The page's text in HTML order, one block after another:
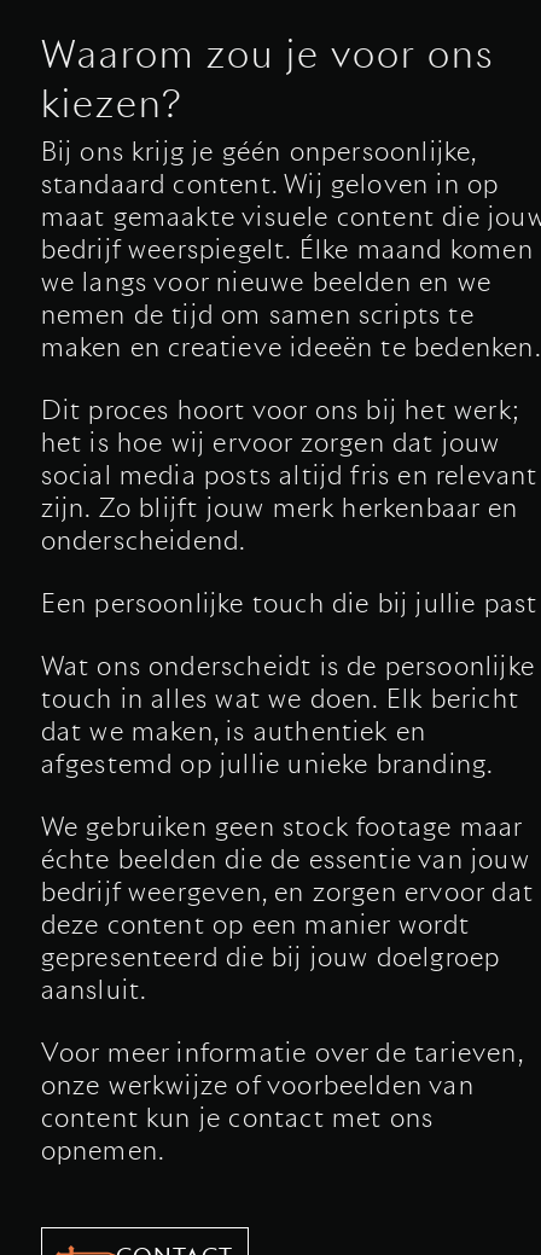
Waarom zou je voor ons
kiezen?
Bij ons krijg je géén onpersoonlijke,
standaard content. Wij geloven in op
maat gemaakte visuele content die
bedrijf weerspiegelt. Élke maand komen
we langs voor nieuwe beelden en we
nemen de tijd om samen scripts te
maken en creatieve ideeën te bedenken.
Dit proces hoort voor ons bij het werk;
het is hoe wij ervoor zorgen dat jouw
social media posts altijd fris en relevant
zijn. Zo blijft jouw merk herkenbaar en
onderscheidend.
Een persoonlijke touch die bij jullie past
Wat ons onderscheidt is de persoonlijke
touch in alles wat we doen. Elk bericht
dat we maken, is authentiek en
afgestemd op jullie unieke branding.
We gebruiken geen stock footage maar
échte beelden die de essentie van jouw
bedrijf weergeven, en zorgen ervoor dat
deze content op een manier wordt
gepresenteerd die bij jouw doelgroep
aansluit.
Voor meer informatie over de tarieven,
onze werkwijze of voorbeelden van
content kun je contact met ons
opnemen.